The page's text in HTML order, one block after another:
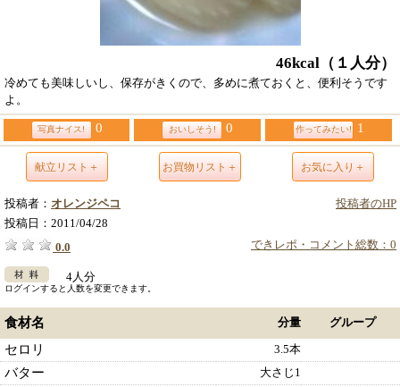
46kcal （１人分）
冷めても美味しいし、保存がきくので、多めに煮ておくと、便利そうです
よ。
写真ナイス! 0 おいしそう! 0 作ってみたい! 1
献立リスト＋ お買物リスト＋ お気に入り＋
投稿者のHP
投稿者： オレンジペコ
投稿日： 2011/04/28
できレポ・コメント総数：0
0.0
4人分
ログインすると人数を変更できます。
食材名 分量 グループ
セロリ 3.5本
バター 大さじ1